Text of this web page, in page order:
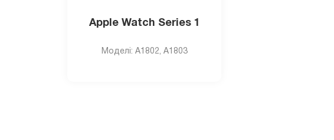
Apple Watch Series 1
Моделi: A1802, A1803